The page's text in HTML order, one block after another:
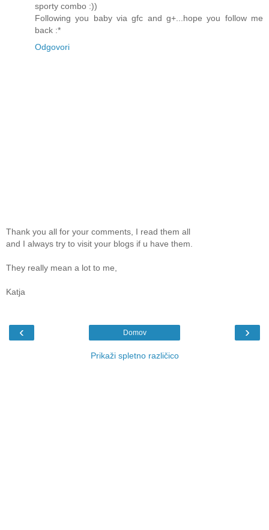
sporty combo :))
Following you baby via gfc and g+...hope you follow me
back :*
Odgovori
Thank you all for your comments, I read them all
and I always try to visit your blogs if u have them.
They really mean a lot to me,
Katja
‹ ›
Domov
Prikaži spletno različico